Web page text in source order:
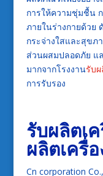
การให้ความชุ่มชื้น
ภายในร่างกายด้วย
กระจ่างใสและสุขภ
ส่วนผสมปลอดภัย แ
มากจากโรงงานรับผ
การรับรอง
รับผลิตเ
ผลิตเครื่
Cn corporation